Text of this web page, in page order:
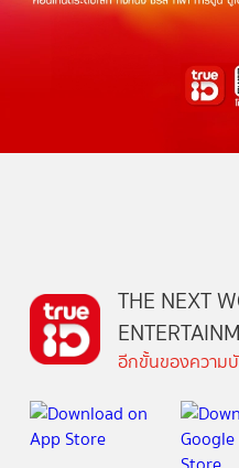
THE NEXT
อีกขั้นของความ